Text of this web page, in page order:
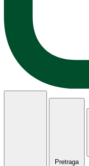
Pretraga